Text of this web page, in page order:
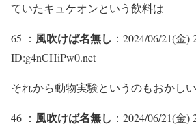
ていたキュケオンという飲料は
65 ： 風吹けば名無し ：2024/06/21(金)
ID:g4nCHiPw0.net
それから動物実験というのもおかし
46 ： 風吹けば名無し ：2024/06/21(金)